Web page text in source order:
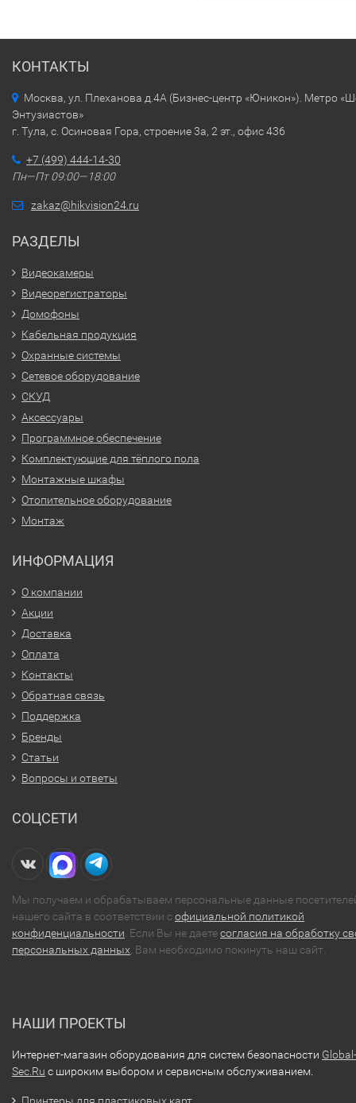
КОНТАКТЫ
Москва, ул. Плеханова д.4А (Бизнес-центр «Юникон»). Метро
Энтузиастов»
г. Тула, с. Осиновая Гора, строение 3а, 2 эт., офис 436
+7 (499) 444-14-30
Пн—Пт 09:00—18:00
zakaz@hikvision24.ru
РАЗДЕЛЫ
Видеокамеры
Видеорегистраторы
Домофоны
Кабельная продукция
Охранные системы
Сетевое оборудование
СКУД
Аксессуары
Программное обеспечение
Комплектующие для тёплого пола
Монтажные шкафы
Отопительное оборудование
Монтаж
ИНФОРМАЦИЯ
О компании
Акции
Доставка
Оплата
Контакты
Обратная связь
Поддержка
Бренды
Статьи
Вопросы и ответы
СОЦСЕТИ
Мы получаем и обрабатываем персональные данные
нашего сайта в соответствии софициальной политикой
конфиденциальности. Если Вы не даетесогласия на обработку
персональных данных, Вам необходимо покинуть наш сайт.
НАШИ ПРОЕКТЫ
Интернет-магазин оборудования для систем безопасности Global-
Sec.Ru с широким выбором и сервисным обслуживанием.